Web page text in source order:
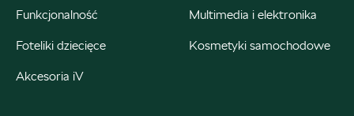
Funkcjonalność Multimedia i elektronika
Foteliki dziecięce Kosmetyki samochodowe
Akcesoria iV